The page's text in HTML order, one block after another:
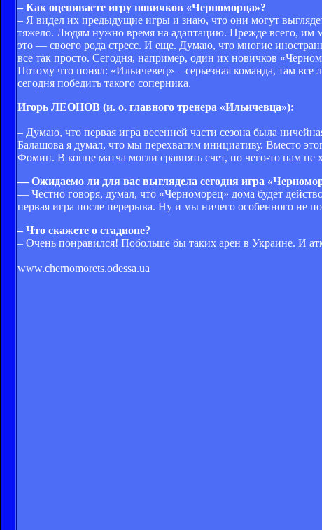
– Как оцениваете игру новичков «Черноморца»?
– Я видел их предыдущие игры и знаю, что они могут
тяжело. Людям нужно время на адаптацию. Прежде всего, им
это — своего рода стресс. И еще. Думаю, что многие
все так просто. Сегодня, например, один их новичков
Потому что понял: «Ильичевец» – серьезная команда, там
сегодня победить такого соперника.
Игорь ЛЕОНОВ (и. о. главного тренера «Ильичевца»):
– Думаю, что первая игра весенней части сезона была
Балашова я думал, что мы перехватим инициативу. Вместо
Фомин. В конце матча могли сравнять счет, но чего-то нам не
— Ожидаемо ли для вас выглядела сегодня игра
— Честно говоря, думал, что «Черноморец» дома будет
первая игра после перерыва. Ну и мы ничего особенного не
– Что скажете о стадионе?
– Очень понравился! Побольше бы таких арен в Украине. И
www.chernomorets.odessa.ua